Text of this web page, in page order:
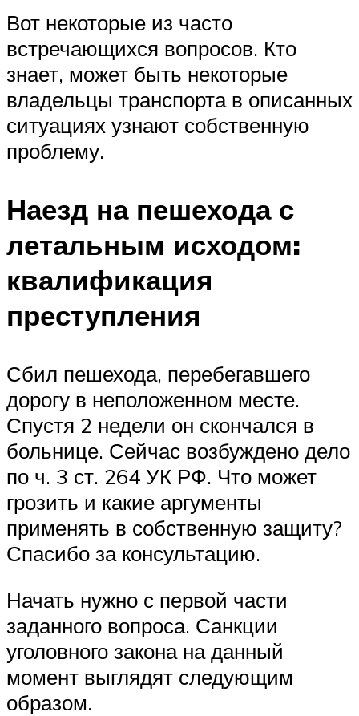
Вот некоторые из часто
встречающихся вопросов. Кто
знает, может быть некоторые
владельцы транспорта в описанных
ситуациях узнают собственную
проблему.
Наезд на пешехода с
летальным исходом:
квалификация
преступления
Сбил пешехода, перебегавшего
дорогу в неположенном месте.
Спустя 2 недели он скончался в
больнице. Сейчас возбуждено дело
по ч. 3 ст. 264 УК РФ. Что может
грозить и какие аргументы
применять в собственную защиту?
Спасибо за консультацию.
Начать нужно с первой части
заданного вопроса. Санкции
уголовного закона на данный
момент выглядят следующим
образом.